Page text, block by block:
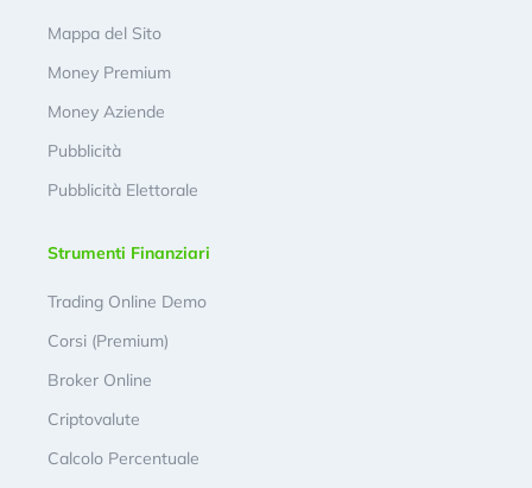
Mappa del Sito
Money Premium
Money Aziende
Pubblicità
Pubblicità Elettorale
Strumenti Finanziari
Trading Online Demo
Corsi (Premium)
Broker Online
Criptovalute
Calcolo Percentuale